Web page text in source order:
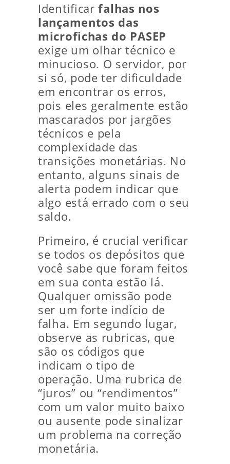
Identificarfalhas nos
lançamentos das
microfichas do PASEP
exige um olhar técnico e
minucioso. O servidor, por
si só, pode ter dificuldade
em encontrar os erros,
pois eles geralmente estão
mascarados por jargões
técnicos e pela
complexidade das
transições monetárias. No
entanto, alguns sinais de
alerta podem indicar que
algo está errado com o seu
saldo.
Primeiro, é crucial verificar
se todos os depósitos que
você sabe que foram feitos
em sua conta estão lá.
Qualquer omissão pode
ser um forte indício de
falha. Em segundo lugar,
observe as rubricas, que
são os códigos que
indicam o tipo de
operação. Uma rubrica de
“juros” ou “rendimentos”
com um valor muito baixo
ou ausente pode sinalizar
um problema na correção
monetária.